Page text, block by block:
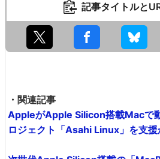
記事タイトルと
・関連記事
AppleがApple Silicon搭載Macで
ロジェクト「Asahi Linux」を支